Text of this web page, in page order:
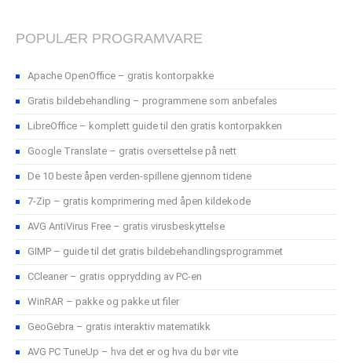
POPULÆR PROGRAMVARE
Apache OpenOffice – gratis kontorpakke
Gratis bildebehandling – programmene som anbefales
LibreOffice – komplett guide til den gratis kontorpakken
Google Translate – gratis oversettelse på nett
De 10 beste åpen verden-spillene gjennom tidene
7-Zip – gratis komprimering med åpen kildekode
AVG AntiVirus Free – gratis virusbeskyttelse
GIMP – guide til det gratis bildebehandlingsprogrammet
CCleaner – gratis opprydding av PC-en
WinRAR – pakke og pakke ut filer
GeoGebra – gratis interaktiv matematikk
AVG PC TuneUp – hva det er og hva du bør vite